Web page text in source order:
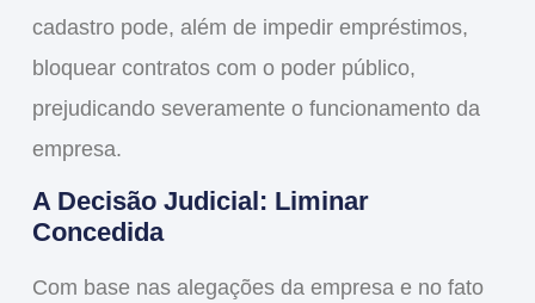
cadastro pode, além de impedir empréstimos,
bloquear contratos com o poder público,
prejudicando severamente o funcionamento da
empresa.
A Decisão Judicial: Liminar
Concedida
Com base nas alegações da empresa e no fato